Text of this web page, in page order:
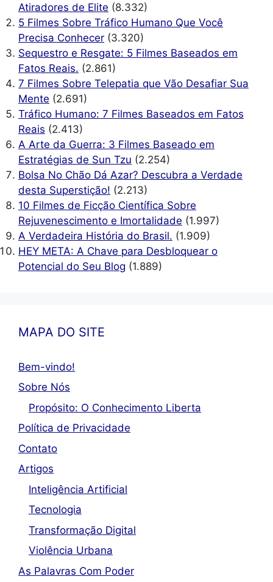
Atiradores de Elite (8.332)
5 Filmes Sobre Tráfico Humano Que Você
Precisa Conhecer (3.320)
Sequestro e Resgate: 5 Filmes Baseados em
Fatos Reais. (2.861)
7 Filmes Sobre Telepatia que Vão Desafiar Sua
Mente (2.691)
Tráfico Humano: 7 Filmes Baseados em Fatos
Reais (2.413)
A Arte da Guerra: 3 Filmes Baseado em
Estratégias de Sun Tzu (2.254)
Bolsa No Chão Dá Azar? Descubra a Verdade
desta Superstição! (2.213)
10 Filmes de Ficção Científica Sobre
Rejuvenescimento e Imortalidade (1.997)
A Verdadeira História do Brasil. (1.909)
HEY META: A Chave para Desbloquear o
Potencial do Seu Blog (1.889)
MAPA DO SITE
Bem-vindo!
Sobre Nós
Propósito: O Conhecimento Liberta
Política de Privacidade
Contato
Artigos
Inteligência Artificial
Tecnologia
Transformação Digital
Violência Urbana
As Palavras Com Poder